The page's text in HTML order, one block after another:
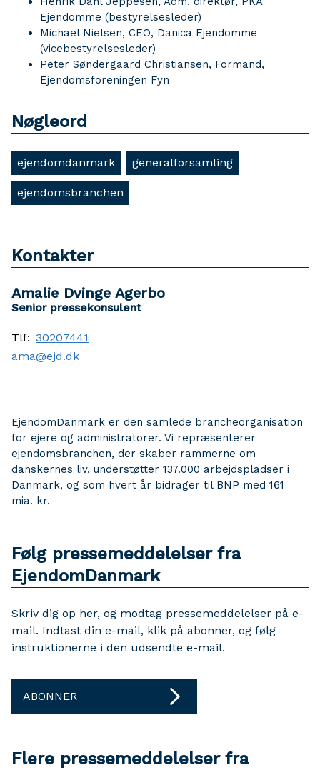
Ejendomme (bestyrelsesleder)
Michael Nielsen, CEO, Danica Ejendomme
(vicebestyrelsesleder)
Peter Søndergaard Christiansen, Formand,
Ejendomsforeningen Fyn
Nøgleord
ejendomdanmark generalforsamling
ejendomsbranchen
Kontakter
Amalie Dvinge Agerbo
Senior pressekonsulent
Tlf: 30207441
ama@ejd.dk
EjendomDanmark er den samlede brancheorganisation
for ejere og administratorer. Vi repræsenterer
ejendomsbranchen, der skaber rammerne om
danskernes liv, understøtter 137.000 arbejdspladser i
Danmark, og som hvert år bidrager til BNP med 161
mia. kr.
Følg pressemeddelelser fra
EjendomDanmark
Skriv dig op her, og modtag pressemeddelelser på e-
mail. Indtast din e-mail, klik på abonner, og følg
instruktionerne i den udsendte e-mail.
ABONNER
Flere pressemeddelelser fra